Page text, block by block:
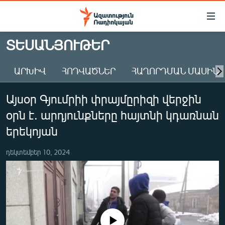
Մատչելիության
Անցնել
հիմնական
Անցնել
հիմնական
մենյուին
Որոնում
ԱԶԱՏՈՒԹՅՈՒՆ TV
ՀԱՅԱՍՏԱՆ
ԸՆՏՐՈՒԹՅՈՒՆՆԵՐ 2026
ԻՐԱՎՈՒՆՔ
ՏՆՏԵՍՈՒԹՅՈՒՆ
ՂԱՐԱԲԱՂ
ՊԱՏԵՐԱԶՄԻ 6 ՇԱԲԱԹՆԵՐԸ
ՏԱՐԱԾԱՇՐՋԱՆ
ՏԵՍԱՆՅՈՒԹԵՐ
ԱՐԽԻՎ ՀՈԴՎԱԾՆԵՐ ՀԱՂՈՐԴՄԱՆ ՄԱՍԻՆ
Այսօր Գյումրիի փրայմըրիզի վերջին
օրն է. արդյունքները հայտնի կդառնան
երեկոյան
դեկտեմբեր 10, 2024
No media source currently available